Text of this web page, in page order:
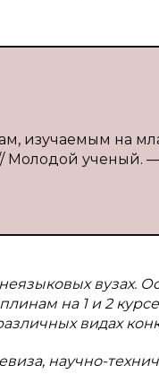
изучаемым на
Молодой ученый. —
вузах.
на 1 и 2
видах
научно-